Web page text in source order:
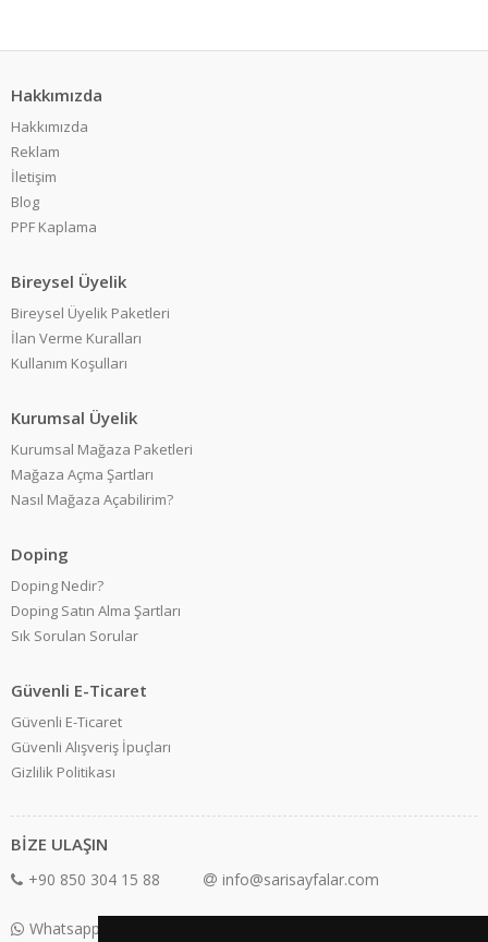
Hakkımızda
Hakkımızda
Reklam
İletişim
Blog
PPF Kaplama
Bireysel Üyelik
Bireysel Üyelik Paketleri
İlan Verme Kuralları
Kullanım Koşulları
Kurumsal Üyelik
Kurumsal Mağaza Paketleri
Mağaza Açma Şartları
Nasıl Mağaza Açabilirim?
Doping
Doping Nedir?
Doping Satın Alma Şartları
Sık Sorulan Sorular
Güvenli E-Ticaret
Güvenli E-Ticaret
Güvenli Alışveriş İpuçları
Gizlilik Politikası
BİZE ULAŞIN
+90 850 304 15 88 info@sarisayfalar.com
Whatsapp Destek: +90 850 304 15 88